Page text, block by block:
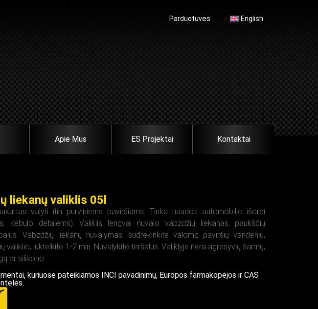
Parduotuvės English
Apie Mus ES Projektai Kontaktai
liekanų valiklis 05l
valyti itin purviniems paviršiams. Tinka naudoti automobilio išorei
kėbulo detalėms). Valiklis lengvai nuvalo vabzdžių liekanas, paukščių
Vabzdžių liekanų nuvalymas: sudrėkinkite valomą paviršių vandeniu,
valiklio, luktelkite 1-2 min. Nuvalykite teršalus. Valiklyje nėra agresyvių šarmų,
ar silikono.
kuriuose pateikiamos INCI pavadinimų, Europos farmakopėjos ir CAS